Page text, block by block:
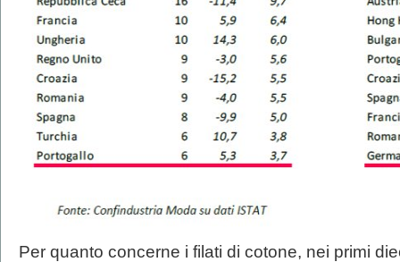
Per quanto concerne i filati di cotone, nei primi